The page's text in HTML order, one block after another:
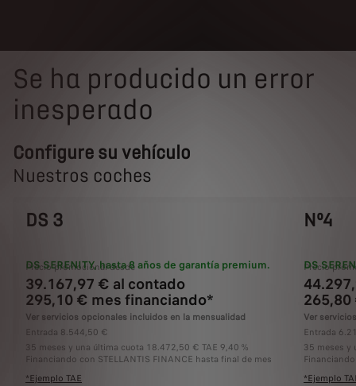
Se ha producido un error
inesperado
Configure su vehículo
Nuestros coches
DS 3
DS SERENITY, hasta 8 años de garantía premium.
Precio promocional desde
39.167,97 € al contado
295,10 € mes financiando*
Ver servicios opcionales incluidos en la mensualidad
Entrada 8.544,50 €
35 meses y una última cuota 18.472,50 € TAE 9,40 %
Financiando con STELLANTIS FINANCE hasta final de mes
*Ejemplo TAE
Nº4
DS
Precio
Ver
Entrada
35 meses y
*Ejemplo